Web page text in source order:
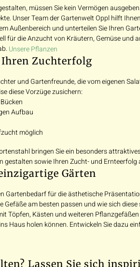
müssen Sie kein Vermögen
Unser Team der Gartenwelt Oppl hilft
Außenbereich und unterteilen Sie Ihren
für die Anzucht von Kräutern, Gemüse
Unsere Pflanzen
Zuchterfolg
und Gartenfreunde, die vom eigenen
diese Vorzüge zusichern:
Aufbau
möglich
bringen Sie ein besonders
gestalten sowie Ihren Zucht- und
Gärten
Gartenbedarf für die ästhetische
Gefäße am besten passen und wie sich
Töpfen, Kästen und weiteren
Haus holen können. Entwickeln Sie dazu
Lassen Sie sich